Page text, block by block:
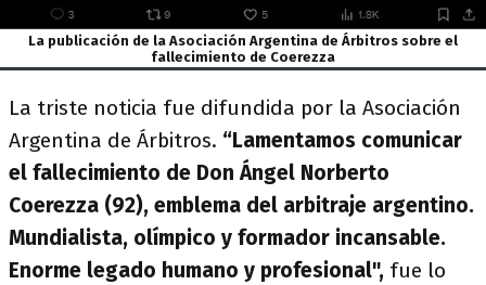
La publicación de la Asociación Argentina de Árbitros sobre el
fallecimiento de Coerezza
La triste noticia fue difundida por la Asociación
Argentina de Árbitros. “Lamentamos comunicar
el fallecimiento de Don Ángel Norberto
Coerezza (92), emblema del arbitraje argentino.
Mundialista, olímpico y formador incansable.
Enorme legado humano y profesional", fue lo